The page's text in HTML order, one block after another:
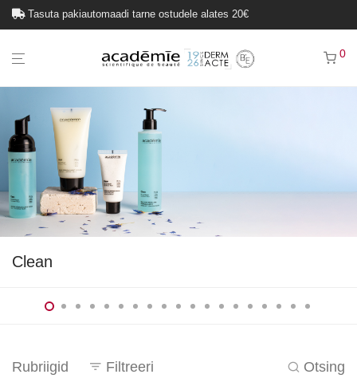
Tasuta pakiautomaadi tarne ostudele alates 20€
0
Clean
Rubriigid Filtreeri Otsing